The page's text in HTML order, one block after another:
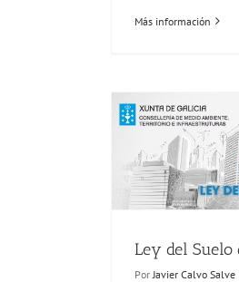
Más información
Ley del Suelo
Por Javier Calvo Salve